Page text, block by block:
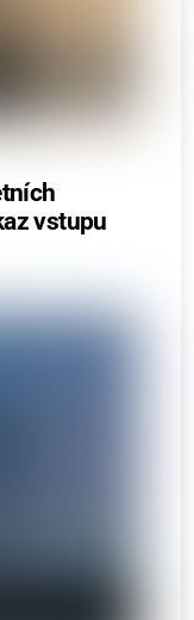
vstupu